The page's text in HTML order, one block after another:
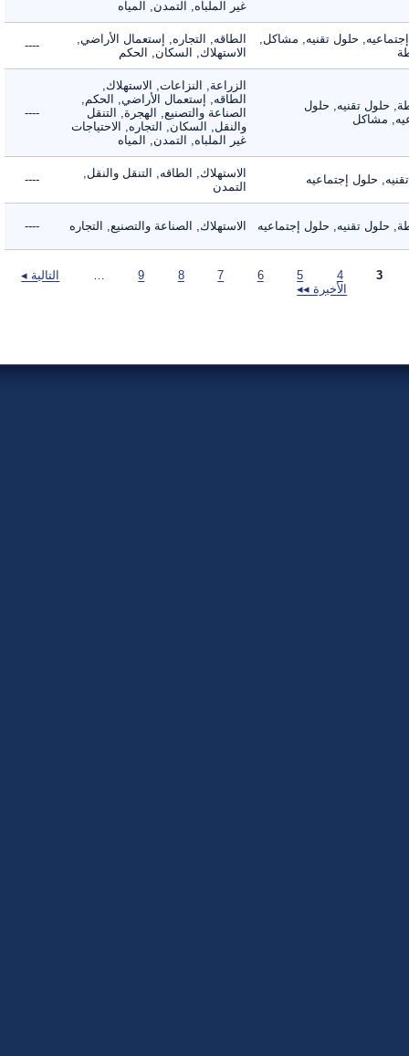
غير الملباه, التمدن, المياه
حلول تقنيه, مشاكل,
الطاقه, التجاره, إستعمال الأراضي,
الاستهلاك, السكان, الحكم
----
حلول تقنيه, حلول
مشاكل
الزراعة, النزاعات, الاستهلاك,
الطاقه, إستعمال الأراضي, الحكم,
الصناعة والتصنيع, الهجرة, التنقل
والنقل, السكان, التجاره, الاحتياجات
غير الملباه, التمدن, المياه
----
حلول إجتماعيه
الاستهلاك, الطاقه, التنقل والنقل,
التمدن
----
حلول تقنيه, حلول إجتماعيه الاستهلاك, الصناعة والتصنيع, التجاره ----
التالية ◂
الأخيرة ◂◂